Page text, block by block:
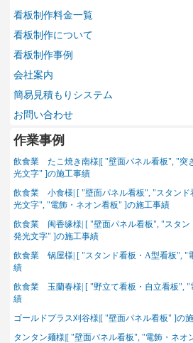
看板制作料金一覧
看板制作について
看板制作事例
会社案内
簡易見積もりシステム
お問い合わせ
作業事例
飲食業 たこ焼き南様|[ "壁面パネル看板", "突
光文字" ]の施工事績
飲食業 小食様| [ "壁面パネル看板", "スタンド
光文字", "電飾・ネオン看板" ]の施工事績
飲食業 闽香缘様| [ "壁面パネル看板", "スタン
発光文字" ]の施工事績
飲食業 锅屋様| [ "スタンド看板・A型看板", "
績
飲食業 玉蘭春様| [ "野立て看板・自立看板", "
績
ゴールドプラス刈谷様|[ "壁面パネル看板" ]の
タンタン麺様|[ "壁面パネル看板", "電飾・ネオ